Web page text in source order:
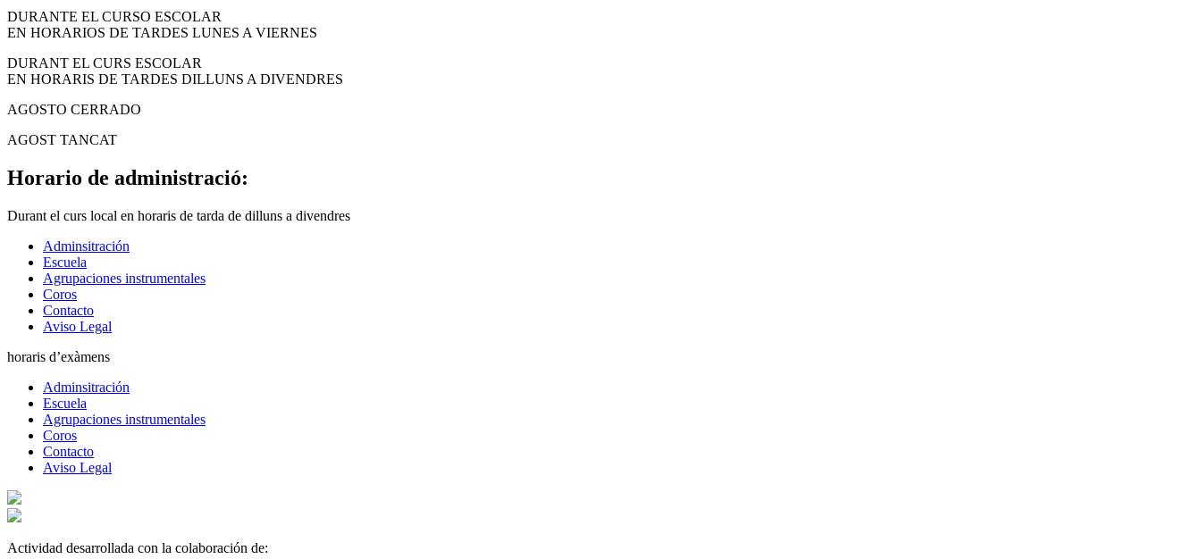
DURANTE EL CURSO ESCOLAR
EN HORARIOS DE TARDES LUNES A VIERNES
DURANT EL CURS ESCOLAR
EN HORARIS DE TARDES DILLUNS A DIVENDRES
AGOSTO CERRADO
AGOST TANCAT
Horario de administració:
Durant el curs local en horaris de tarda de dilluns a divendres
Adminsitración
Escuela
Agrupaciones instrumentales
Coros
Contacto
Aviso Legal
horaris d’exàmens
Adminsitración
Escuela
Agrupaciones instrumentales
Coros
Contacto
Aviso Legal
Actividad desarrollada con la colaboración de: